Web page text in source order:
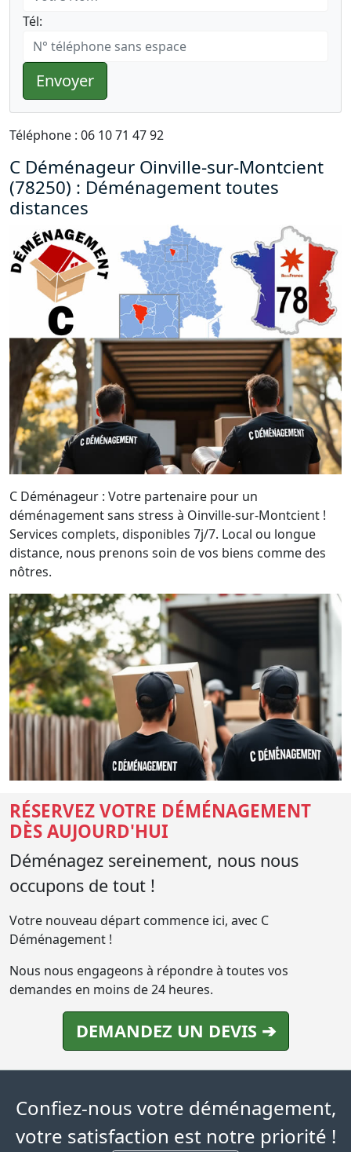
Tél:
Envoyer
Téléphone : 06 10 71 47 92
C Déménageur Oinville-sur-Montcient
(78250) : Déménagement toutes
distances
C Déménageur : Votre partenaire pour un
déménagement sans stress à Oinville-sur-Montcient !
Services complets, disponibles 7j/7. Local ou longue
distance, nous prenons soin de vos biens comme des
nôtres.
RÉSERVEZ VOTRE DÉMÉNAGEMENT
DÈS AUJOURD'HUI
Déménagez sereinement, nous nous
occupons de tout !
Votre nouveau départ commence ici, avec C
Déménagement !
Nous nous engageons à répondre à toutes vos
demandes en moins de 24 heures.
DEMANDEZ UN DEVIS ➔
Confiez-nous votre déménagement,
votre satisfaction est notre priorité !